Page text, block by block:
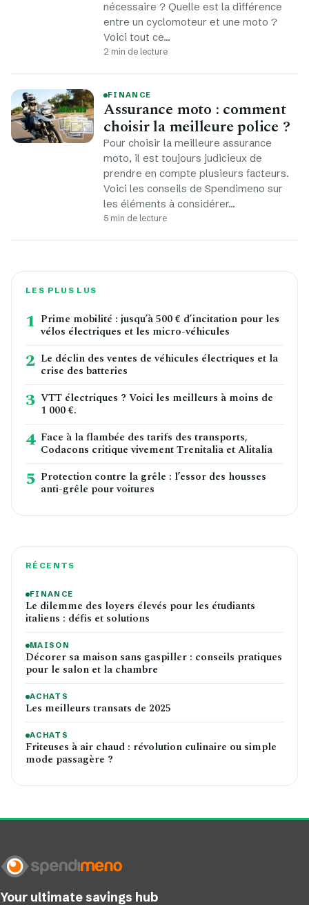
nécessaire ? Quelle est la différence
entre un cyclomoteur et une moto ?
Voici tout ce…
2 min de lecture
FINANCE
Assurance moto : comment
choisir la meilleure police ?
Pour choisir la meilleure assurance
moto, il est toujours judicieux de
prendre en compte plusieurs facteurs.
Voici les conseils de Spendimeno sur
les éléments à considérer…
5 min de lecture
LES PLUS LUS
1 Prime mobilité : jusqu’à 500 € d’incitation pour les
vélos électriques et les micro-véhicules
2 Le déclin des ventes de véhicules électriques et la
crise des batteries
3 VTT électriques ? Voici les meilleurs à moins de
1 000 €.
4 Face à la flambée des tarifs des transports,
Codacons critique vivement Trenitalia et Alitalia
5 Protection contre la grêle : l’essor des housses
anti-grêle pour voitures
RÉCENTS
FINANCE
Le dilemme des loyers élevés pour les étudiants
italiens : défis et solutions
MAISON
Décorer sa maison sans gaspiller : conseils pratiques
pour le salon et la chambre
ACHATS
Les meilleurs transats de 2025
ACHATS
Friteuses à air chaud : révolution culinaire ou simple
mode passagère ?
Your ultimate savings hub